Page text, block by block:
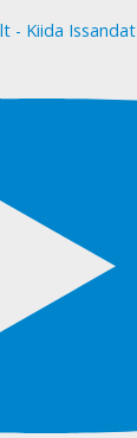
- Kiida Issandat